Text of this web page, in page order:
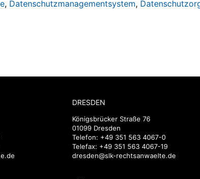
, Datenschutzmanagementsystem,
DRESDEN
Königsbrücker Straße 76
01099 Dresden
Telefon: +49 351 563 4067-0
Telefax: +49 351 563 4067-19
dresden@slk-rechtsanwaelte.de